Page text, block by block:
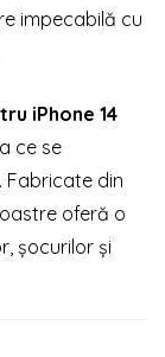
impecabilă cu
iPhone 14
ce se
Fabricate din
oferă o
șocurilor și